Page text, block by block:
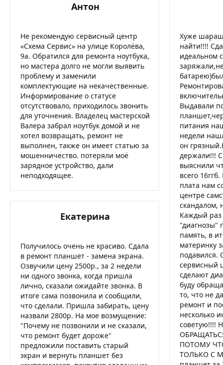
Антон
Не рекомендую сервисный центр
«Схема Сервис» на улице Королёва,
9а. Обратился для ремонта ноутбука,
но мастера долго не могли выявить
проблему и заменили
комплектующие на некачественные.
Информирование о статусе
отсутствовало, приходилось звонить
для уточнения. Владелец мастерской
Валера забрал ноутбук домой и не
хотел возвращать, ремонт не
выполнен, также он имеет статью за
мошенничество. потеряли моё
зарядное устройство, дали
неподходящее.
Екатерина
Получилось очень не красиво. Сдала
в ремонт планшет - замена экрана.
Озвучили цену 2500р., за 2 недели
ни одного звонка, когда пришла
лично, сказали ожидайте звонка. В
итоге сама позвонила и сообщили,
что сделали. Пришла забирать, цену
назвали 2800р. На мое возмущение:
"Почему не позвонили и не сказали,
что ремонт будет дороже"
предложили поставить старый
экран и вернуть планшет без
Хуже
найти!!!!
идеальном
Выдавали
питания
недели
он
держали!!!
выяснили
всего
плата нам
центре
скандалом,
Каждый раз
"диагнозы"
память, в
материнку
подавился.
сервисный
сделают
буду
то, что не
ремонт и
несколько
советую!!!!
ПОТОМУ
ТОЛЬКО С